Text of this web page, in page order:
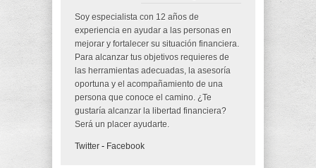
Soy especialista con 12 años de
experiencia en ayudar a las personas en
mejorar y fortalecer su situación financiera.
Para alcanzar tus objetivos requieres de
las herramientas adecuadas, la asesoría
oportuna y el acompañamiento de una
persona que conoce el camino. ¿Te
gustaría alcanzar la libertad financiera?
Será un placer ayudarte.
Twitter - Facebook